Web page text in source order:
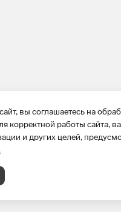
вы соглашаетесь на
корректной работы сайта,
и других целей,